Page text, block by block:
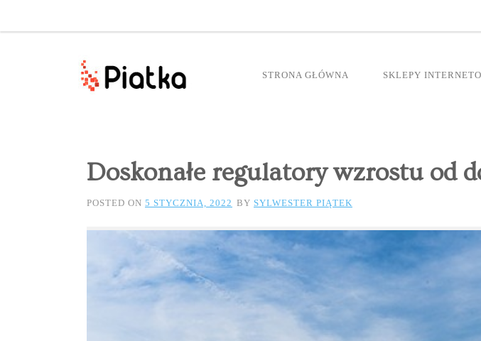
STRONA GŁÓWNA SKLEPY
Doskonałe regulatory wzrostu od
POSTED ON 5 STYCZNIA, 2022 BY SYLWESTER PIĄTEK